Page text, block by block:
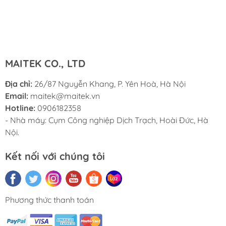
MAITEK CO., LTD
Địa chỉ: 26/87 Nguyễn Khang, P. Yên Hoà, Hà Nội
Email: maitek@maitek.vn
Hotline: 0906182358
- Nhà máy: Cụm Công nghiệp Dịch Trạch, Hoài Đức, Hà
Nội.
Kết nối với chúng tôi
Phương thức thanh toán